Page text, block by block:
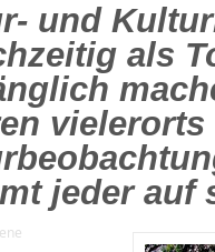
und
als
vielerorts
jeder auf